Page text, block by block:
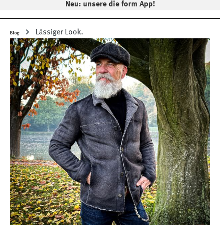
Neu: unsere die form App!
Blog Lässiger Look.